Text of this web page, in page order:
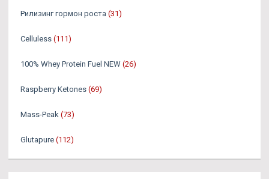
Рилизинг гормон роста (31)
Celluless (111)
100% Whey Protein Fuel NEW (26)
Raspberry Ketones (69)
Mass-Peak (73)
Glutapure (112)